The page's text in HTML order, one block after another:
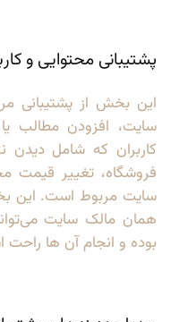
پشتیبانی محتوایی و
این بخش از پشتیبانی
سایت، افزودن مطالب
کاربران که شامل دیدن
فروشگاه، تغییر قیمت
سایت مربوط است. این
همان مالک سایت
بوده و انجام آن ها